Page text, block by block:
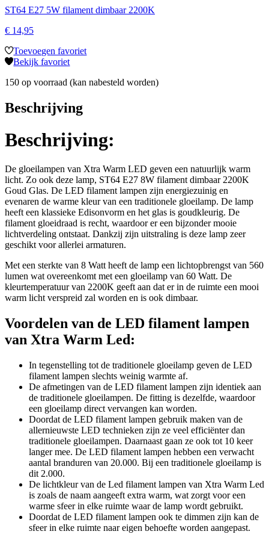
ST64 E27 5W filament dimbaar 2200K
€ 14,95
Toevoegen favoriet
Bekijk favoriet
150 op voorraad (kan nabesteld worden)
Beschrijving
Beschrijving:
De gloeilampen van Xtra Warm LED geven een natuurlijk warm
licht. Zo ook deze lamp, ST64 E27 8W filament dimbaar 2200K
Goud Glas. De LED filament lampen zijn energiezuinig en
evenaren de warme kleur van een traditionele gloeilamp. De lamp
heeft een klassieke Edisonvorm en het glas is goudkleurig. De
filament gloeidraad is recht, waardoor er een bijzonder mooie
lichtverdeling ontstaat. Dankzij zijn uitstraling is deze lamp zeer
geschikt voor allerlei armaturen.
Met een sterkte van 8 Watt heeft de lamp een lichtopbrengst van 560
lumen wat overeenkomt met een gloeilamp van 60 Watt. De
kleurtemperatuur van 2200K geeft aan dat er in de ruimte een mooi
warm licht verspreid zal worden en is ook dimbaar.
Voordelen van de LED filament lampen
van Xtra Warm Led:
In tegenstelling tot de traditionele gloeilamp geven de LED
filament lampen slechts weinig warmte af.
De afmetingen van de LED filament lampen zijn identiek aan
de traditionele gloeilampen. De fitting is dezelfde, waardoor
een gloeilamp direct vervangen kan worden.
Doordat de LED filament lampen gebruik maken van de
allernieuwste LED technieken zijn ze veel efficiënter dan
traditionele gloeilampen. Daarnaast gaan ze ook tot 10 keer
langer mee. De LED filament lampen hebben een verwacht
aantal branduren van 20.000. Bij een traditionele gloeilamp is
dit 2.000.
De lichtkleur van de Led filament lampen van Xtra Warm Led
is zoals de naam aangeeft extra warm, wat zorgt voor een
warme sfeer in elke ruimte waar de lamp wordt gebruikt.
Doordat de LED filament lampen ook te dimmen zijn kan de
sfeer in elke ruimte naar eigen behoefte worden aangepast.